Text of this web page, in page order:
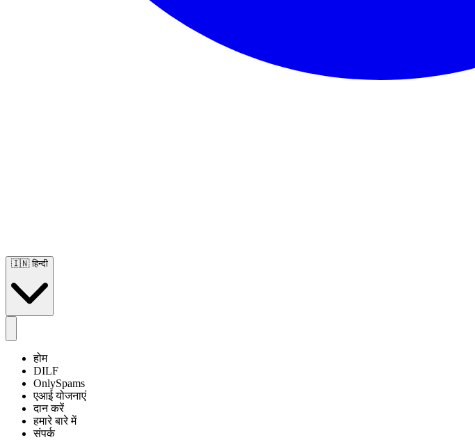
🇮🇳 हिन्दी
होम
DILF
OnlySpams
एआई योजनाएं
दान करें
हमारे बारे में
संपर्क